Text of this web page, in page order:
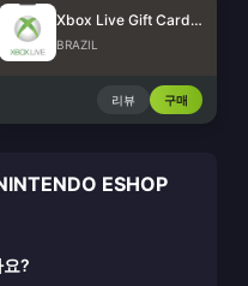
Xbox Live Gift Card (BR)
BRAZIL
리뷰 구매
ESHOP
?